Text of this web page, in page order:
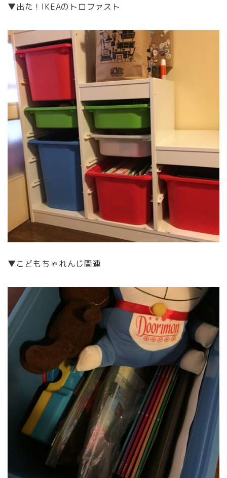
▼出た！IKEAのトロファスト
▼こどもちゃれんじ関連